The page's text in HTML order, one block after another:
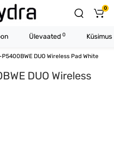
0
DUO Wireless Pad White
DUO Wireless
Ülevaated 0